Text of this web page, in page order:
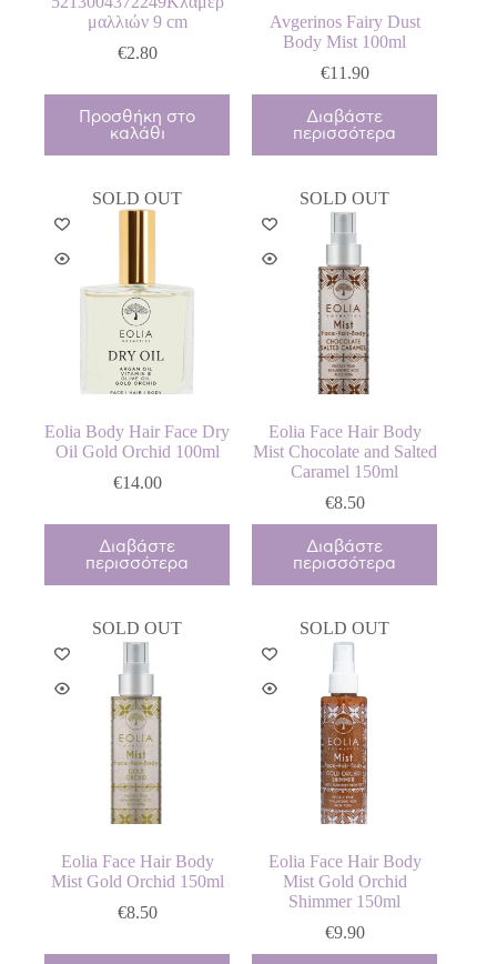
μαλλιών 9 cm
€2.80
Προσθήκη στο
καλάθι
Avgerinos Fairy Dust
Body Mist 100ml
€11.90
Διαβάστε
περισσότερα
SOLD OUT
Eolia Body Hair Face Dry
Oil Gold Orchid 100ml
€14.00
Διαβάστε
περισσότερα
SOLD OUT
Eolia Face Hair Body
Mist Chocolate and Salted
Caramel 150ml
€8.50
Διαβάστε
περισσότερα
SOLD OUT
Eolia Face Hair Body
Mist Gold Orchid 150ml
€8.50
SOLD OUT
Eolia Face Hair Body
Mist Gold Orchid
Shimmer 150ml
€9.90